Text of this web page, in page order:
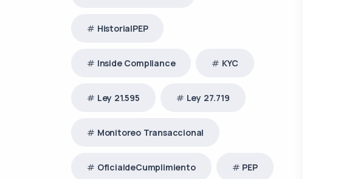
HistorialPEP
Inside Compliance KYC
Ley 21.595 Ley 27.719
Monitoreo Transaccional
OficialdeCumplimiento PEP